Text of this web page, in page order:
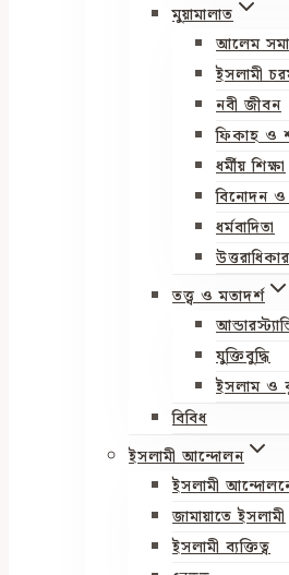
মুয়ামালাত
আলেম
ইসলামী
নবী জীবন
ফিকাহ ও
ধর্মীয় শিক্ষা
বিনোদন ও
ধর্মবাদিতা
উত্তরাধিকার
তত্ত্ব ও মতাদর্শ
যুক্তিবুদ্ধি
ইসলাম ও
বিবিধ
ইসলামী আন্দোলন
ইসলামী
জামায়াতে ইসলামী
ইসলামী ব্যক্তিত্ব